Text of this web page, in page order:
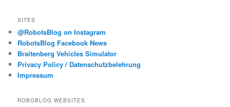
SITES
@RobotsBlog on Instagram
RobotsBlog Facebook News
Braitenberg Vehicles Simulator
Privacy Policy / Datenschutzbelehrung
Impressum
ROBOBLOG WEBSITES